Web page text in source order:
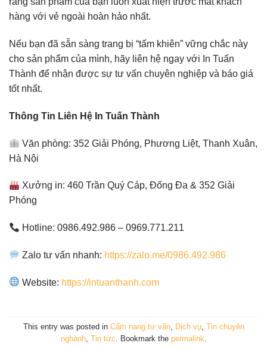
hàng với vẻ ngoài hoàn hảo nhất.
Nếu bạn đã sẵn sàng trang bị “tấm khiên” vững chắc này
cho sản phẩm của mình, hãy liên hệ ngay với In Tuấn
Thành để nhận được sự tư vấn chuyên nghiệp và báo giá
tốt nhất.
Thông Tin Liên Hệ In Tuấn Thành
Văn phòng: 352 Giải Phóng, Phương Liệt, Thanh Xuân,
Hà Nội
Xưởng in: 460 Trần Quý Cáp, Đống Đa & 352 Giải
Phóng
Hotline: 0986.492.986 – 0969.771.211
Zalo tư vấn nhanh: https://zalo.me/0986.492.986
Website: https://intuanthanh.com
This entry was posted in Cẩm nang tư vấn, Dịch vụ, Tin chuyên
nghành, Tin tức . Bookmark the permalink